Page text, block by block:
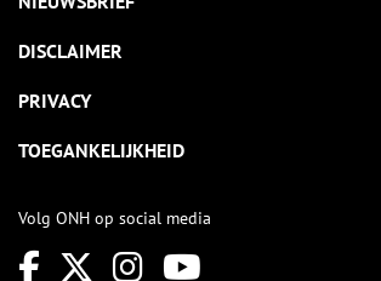
DISCLAIMER
PRIVACY
TOEGANKELIJKHEID
Volg ONH op social media